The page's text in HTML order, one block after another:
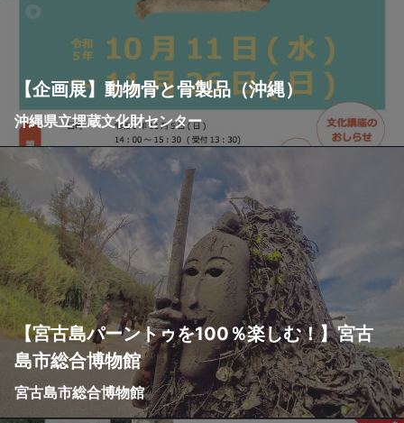
【企画展】動物骨と骨製品（沖縄）
沖縄県立埋蔵文化財センター
【宮古島パーントゥを100％楽しむ！】宮古
島市総合博物館
宮古島市総合博物館